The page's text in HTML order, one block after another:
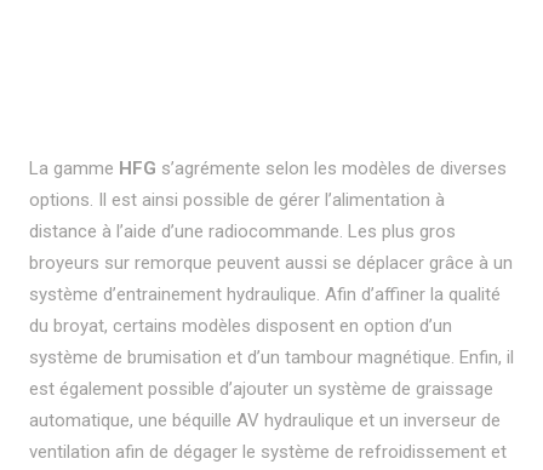
La gamme HFG s’agrémente selon les modèles de diverses
options. Il est ainsi possible de gérer l’alimentation à
distance à l’aide d’une radiocommande. Les plus gros
broyeurs sur remorque peuvent aussi se déplacer grâce à un
système d’entrainement hydraulique. Afin d’affiner la qualité
du broyat, certains modèles disposent en option d’un
système de brumisation et d’un tambour magnétique. Enfin, il
est également possible d’ajouter un système de graissage
automatique, une béquille AV hydraulique et un inverseur de
ventilation afin de dégager le système de refroidissement et